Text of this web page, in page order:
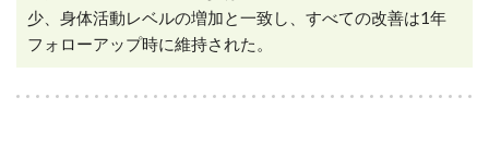
少、身体活動レベルの増加と一致し、すべての改善は1年
フォローアップ時に維持された。